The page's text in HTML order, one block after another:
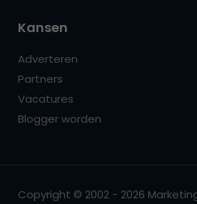
Kansen
Adverteren
Partners
Vacatures
Blogger worden
Copyright © 2002 - 2026